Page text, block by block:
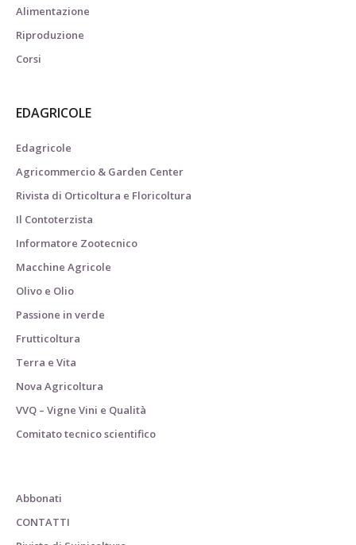
Alimentazione
Riproduzione
Corsi
EDAGRICOLE
Edagricole
Agricommercio & Garden Center
Rivista di Orticoltura e Floricoltura
Il Contoterzista
Informatore Zootecnico
Macchine Agricole
Olivo e Olio
Passione in verde
Frutticoltura
Terra e Vita
Nova Agricoltura
VVQ – Vigne Vini e Qualità
Comitato tecnico scientifico
Abbonati
CONTATTI